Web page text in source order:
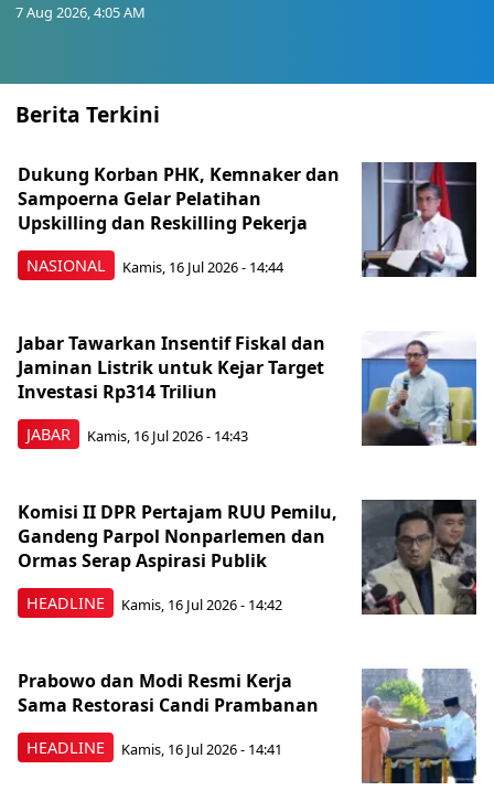
7 Aug 2026, 4:05 AM
Berita Terkini
NASIONAL
Dukung Korban PHK, Kemnaker dan
Sampoerna Gelar Pelatihan
Upskilling dan Reskilling Pekerja
Kamis, 16 Jul 2026 - 14:44
JABAR
Jabar Tawarkan Insentif Fiskal dan
Jaminan Listrik untuk Kejar Target
Investasi Rp314 Triliun
Kamis, 16 Jul 2026 - 14:43
HEADLINE
Komisi II DPR Pertajam RUU Pemilu,
Gandeng Parpol Nonparlemen dan
Ormas Serap Aspirasi Publik
Kamis, 16 Jul 2026 - 14:42
HEADLINE
Prabowo dan Modi Resmi Kerja
Sama Restorasi Candi Prambanan
Kamis, 16 Jul 2026 - 14:41